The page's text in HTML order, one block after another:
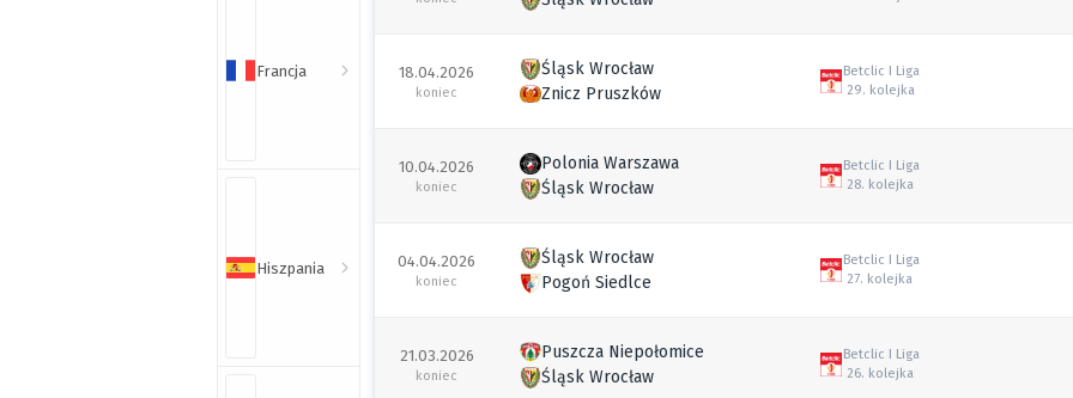
Francja
Hiszpania
18.04.2026
koniec
Śląsk Wrocław
Znicz Pruszków
Betclic I Liga
29. kolejka
10.04.2026
koniec
Polonia Warszawa
Śląsk Wrocław
Betclic I Liga
28. kolejka
04.04.2026
koniec
Śląsk Wrocław
Pogoń Siedlce
Betclic I Liga
27. kolejka
21.03.2026
koniec
Puszcza Niepołomice
Śląsk Wrocław
Betclic I Liga
26. kolejka